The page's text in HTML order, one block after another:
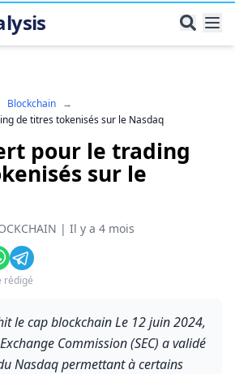
Blockchain →
de titres tokenisés sur le Nasdaq
pour le trading
sur le
| Il y a 4 mois
rédigé
le cap blockchain Le 12 juin 2024,
Commission (SEC) a validé
Nasdaq permettant à certains